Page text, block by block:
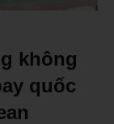
không
quốc